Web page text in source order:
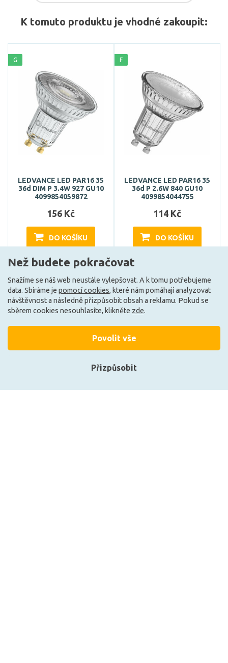
K tomuto produktu je vhodné zakoupit:
G
LEDVANCE LED PAR16 35
36d DIM P 3.4W 927 GU10
4099854059872
156 Kč
DO KOŠÍKU
Může být u Vás 18. 8.
F
LEDVANCE LED PAR16 35
36d P 2.6W 840 GU10
4099854044755
114 Kč
DO KOŠÍKU
Může být u Vás 11. 8.
Než budete pokračovat
Snažíme se náš web neustále vylepšovat. A k tomu potřebujeme
data. Sbíráme je pomocí cookies, které nám pomáhají analyzovat
návštěvnost a následně přizpůsobit obsah a reklamu. Pokud se
sběrem cookies nesouhlasíte, klikněte zde.
Přizpůsobit
Povolit vše